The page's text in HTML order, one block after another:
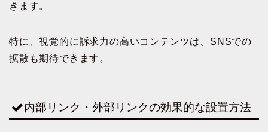
きます。
特に、視覚的に訴求力の高いコンテンツは、SNSでの
拡散も期待できます。
内部リンク・外部リンクの効果的な設置方法